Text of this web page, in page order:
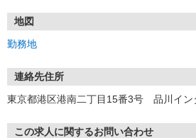
お電話の際は「イーアイデムを見た」と
地図
勤務地
連絡先住所
東京都港区港南二丁目15番3号 品川イン
この求人に関するお問い合わせ